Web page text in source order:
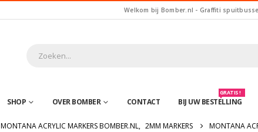
Welkom bij Bomber.nl - Graffiti
SHOP OVER BOMBER CONTACT BIJ UW BESTELLING
GRATIS !
MONTANA ACRYLIC MARKERS BOMBER.NL, 2MM MARKERS MONTANA